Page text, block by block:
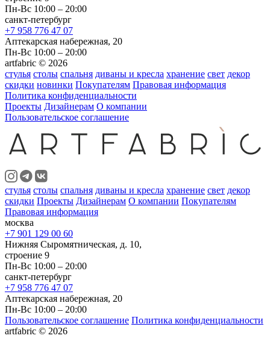
Пн-Вс 10:00 – 20:00
санкт-петербург
+7 958 776 47 07
Аптекарская набережная, 20
Пн-Вс 10:00 – 20:00
artfabric © 2026
стулья столы спальня диваны и кресла хранение свет декор
скидки новинки Покупателям Правовая информация
Политика конфиденциальности
Проекты Дизайнерам О компании
Пользовательское соглашение
стулья столы спальня диваны и кресла хранение свет декор
скидки Проекты Дизайнерам О компании Покупателям
Правовая информация
москва
+7 901 129 00 60
Нижняя Сыромятническая, д. 10,
строение 9
Пн-Вс 10:00 – 20:00
санкт-петербург
+7 958 776 47 07
Аптекарская набережная, 20
Пн-Вс 10:00 – 20:00
Пользовательское соглашение Политика конфиденциальности
artfabric © 2026